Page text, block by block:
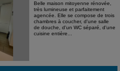
Belle maison mitoyenne rénovée,
très lumineuse et parfaitement
agencée. Elle se compose de trois
chambres à coucher, d'une salle
de douche, d'un WC séparé, d'une
cuisine entière...